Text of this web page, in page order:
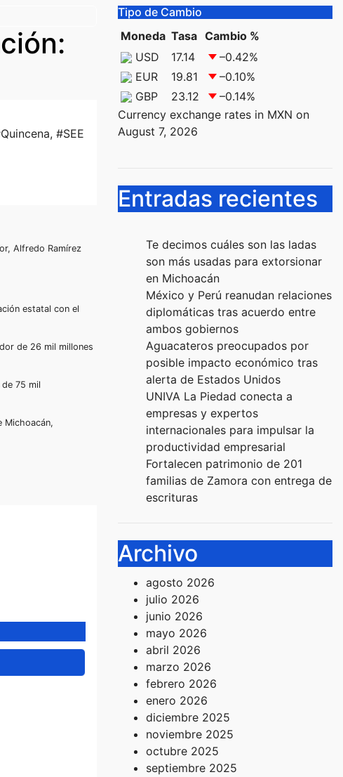
, #SEE
Alfredo Ramírez
estatal con el
de 26 mil millones
75 mil
Michoacán,
Tipo de Cambio
Moneda Tasa Cambio %
USD
17.14 –0.42%
EUR
19.81 –0.10%
GBP
23.12 –0.14%
Currency exchange rates in MXN on
August 7, 2026
Entradas recientes
Te decimos cuáles son las ladas
son más usadas para extorsionar
en Michoacán
México y Perú reanudan relaciones
diplomáticas tras acuerdo entre
ambos gobiernos
Aguacateros preocupados por
posible impacto económico tras
alerta de Estados Unidos
UNIVA La Piedad conecta a
empresas y expertos
internacionales para impulsar la
productividad empresarial
Fortalecen patrimonio de 201
familias de Zamora con entrega de
escrituras
Archivo
agosto 2026
julio 2026
junio 2026
mayo 2026
abril 2026
marzo 2026
febrero 2026
enero 2026
diciembre 2025
noviembre 2025
octubre 2025
septiembre 2025